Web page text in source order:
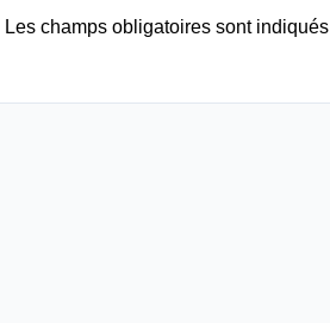
Les champs obligatoires sont